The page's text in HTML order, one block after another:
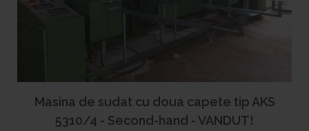
Masina de sudat cu doua capete tip AKS
5310/4 - Second-hand - VANDUT!